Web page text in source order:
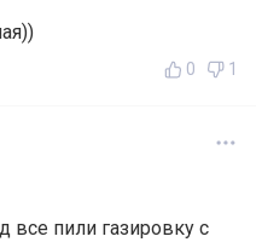
0 1
все пили газировку с